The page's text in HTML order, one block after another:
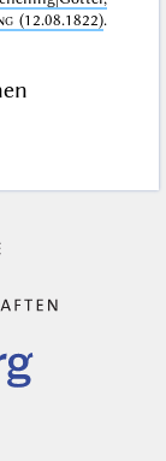
(12.08.1822).